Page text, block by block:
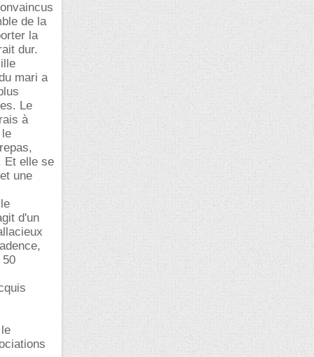
de la
la
dur.
mari a
Le
à
Et elle se
une
d'un
50